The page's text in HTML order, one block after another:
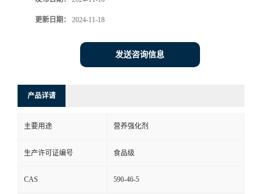
更新日期： 2024-11-18
发送咨询信息
产品详请
主要用途 营养强化剂
生产许可证编号 食品级
CAS 590-46-5